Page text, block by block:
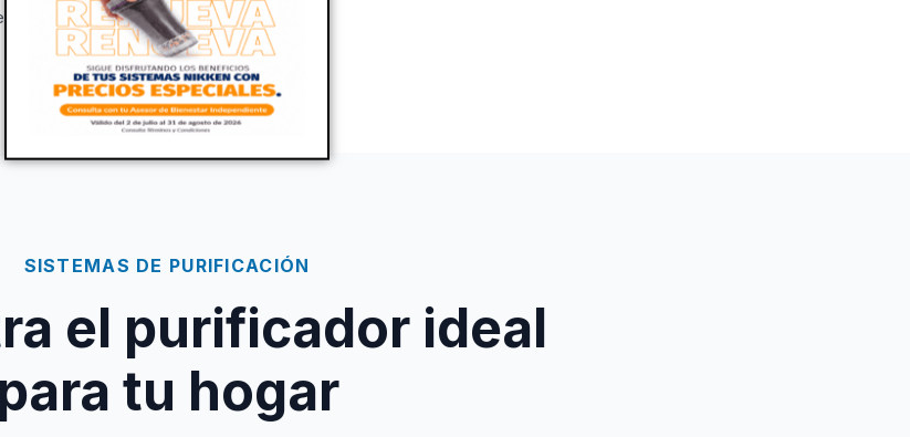
SISTEMAS DE PURIFICACIÓN
el purificador ideal
para tu hogar